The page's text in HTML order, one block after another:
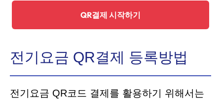
QR결제 시작하기
전기요금 QR결제 등록방법
전기요금 QR코드 결제를 활용하기 위해서는